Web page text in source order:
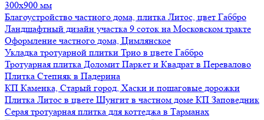
300х900 мм
Благоустройство частного дома, плитка Литос, цвет Габбро
Ландшафтный дизайн участка 9 соток на Московском тракте
Оформление частного дома, Цимлянское
Укладка тротуарной плитки Трио в цвете Габбро
Тротуарная плитка Доломит Паркет и Квадрат в Перевалово
Плитка Степняк в Падерина
КП Каменка, Старый город, Хаски и пошаговые дорожки
Плитка Литос в цвете Шунгит в частном доме КП Заповедник
Серая тротуарная плитка для коттеджа в Тарманах